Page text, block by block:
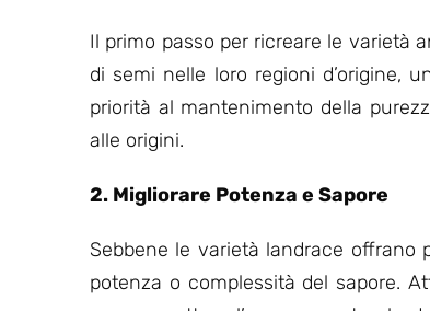
Il primo passo per ricreare le varietà
di semi nelle loro regioni d’origine,
priorità al mantenimento della
alle origini.
2. Migliorare Potenza e Sapore
Sebbene le varietà landrace offrano
potenza o complessità del sapore.